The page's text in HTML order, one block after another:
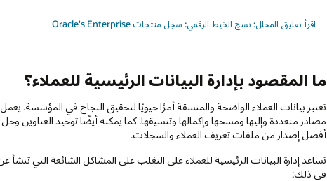
اقرأ تعليق المحلل: نسج الخيط الرقمي: سجل منتجات Oracle's Enterprise
ما المقصود بإدارة البيانات الرئيسية للعملاء؟
تعتبر بيانات العملاء الواضحة والمتسقة أمرًا حيويًا لتحقيق النجاح في المؤسسة.
مصادر متعددة وإليها ومسحها وإكمالها وتنسيقها. كما يمكنه أيضًا توحيد
أفضل إصدار من ملفات تعريف العملاء والسجلات.
تساعد إدارة البيانات الرئيسية للعملاء على التغلب على المشاكل الشائعة التي تنشأ
في ذلك: